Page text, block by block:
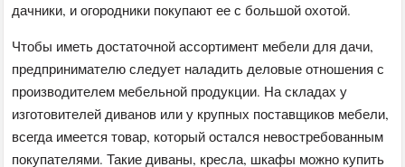
дачники, и огородники покупают ее с большой охотой.
Чтобы иметь достаточной ассортимент мебели для дачи,
предпринимателю следует наладить деловые отношения с
производителем мебельной продукции. На складах у
изготовителей диванов или у крупных поставщиков мебели,
всегда имеется товар, который остался невостребованным
покупателями. Такие диваны, кресла, шкафы можно купить